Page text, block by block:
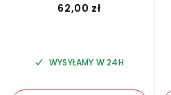
62,00 zł
WYSYŁAMY W 24H